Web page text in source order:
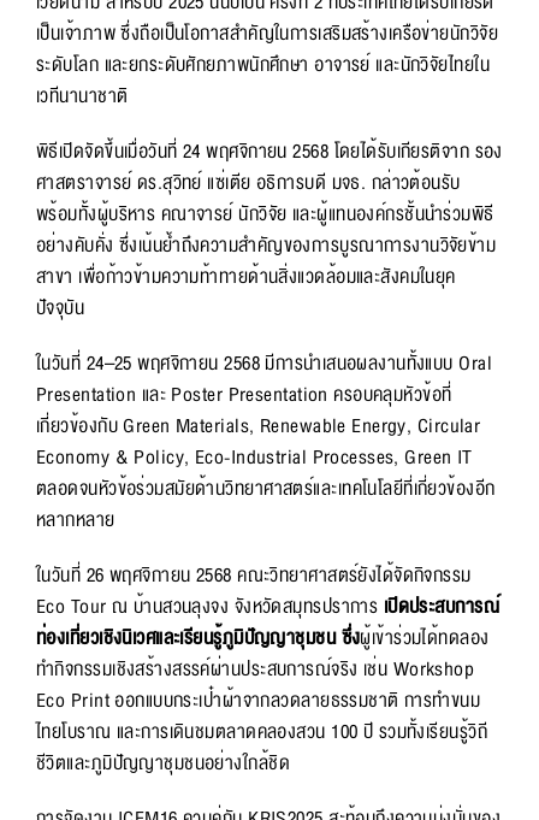
เป็นเจ้าภาพ ซึ่งถือเป็นโอกาสสำคัญในการเสริมสร้างเครือข่ายนักวิจัย
ระดับโลก และยกระดับศักยภาพนักศึกษา อาจารย์ และนักวิจัยไทยใน
เวทีนานาชาติ
พิธีเปิดจัดขึ้นเมื่อวันที่ 24 พฤศจิกายน 2568 โดยได้รับเกียรติจาก รอง
ศาสตราจารย์ ดร.สุวิทย์ แซ่เตีย อธิการบดี มจธ. กล่าวต้อนรับ
พร้อมทั้งผู้บริหาร คณาจารย์ นักวิจัย และผู้แทนองค์กรชั้นนำร่วมพิธี
อย่างคับคั่ง ซึ่งเน้นย้ำถึงความสำคัญของการบูรณาการงานวิจัยข้าม
สาขา เพื่อก้าวข้ามความท้าทายด้านสิ่งแวดล้อมและสังคมในยุค
ปัจจุบัน
ในวันที่ 24–25 พฤศจิกายน 2568 มีการนำเสนอผลงานทั้งแบบ Oral
Presentation และ Poster Presentation ครอบคลุมหัวข้อที่
เกี่ยวข้องกับ Green Materials, Renewable Energy, Circular
Economy & Policy, Eco-Industrial Processes, Green IT
ตลอดจนหัวข้อร่วมสมัยด้านวิทยาศาสตร์และเทคโนโลยีที่เกี่ยวข้องอีก
หลากหลาย
ในวันที่ 26 พฤศจิกายน 2568 คณะวิทยาศาสตร์ยังได้จัดกิจกรรม
Eco Tour ณ บ้านสวนลุงจง จังหวัดสมุทรปราการ เปิดประสบการณ์
ท่องเที่ยวเชิงนิเวศและเรียนรู้ภูมิปัญญาชุมชน ซึ่งผู้เข้าร่วมได้ทดลอง
ทำกิจกรรมเชิงสร้างสรรค์ผ่านประสบการณ์จริง เช่น Workshop
Eco Print ออกแบบกระเป๋าผ้าจากลวดลายธรรมชาติ การทำขนม
ไทยโบราณ และการเดินชมตลาดคลองสวน 100 ปี รวมทั้งเรียนรู้วิถี
ชีวิตและภูมิปัญญาชุมชนอย่างใกล้ชิด